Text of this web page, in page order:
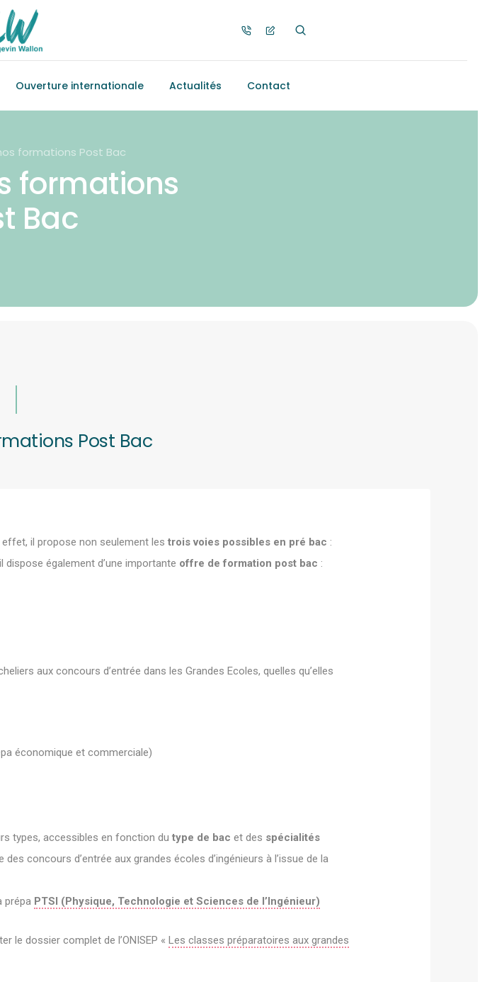
Ouverture internationale Actualités Contact
formations Post Bac
formations
Bac
Post Bac
effet, il propose non seulement les trois voies possibles en pré bac :
dispose également d’une importante offre de formation post bac :
aux concours d’entrée dans les Grandes Ecoles, quelles qu’elles
économique et commerciale)
types, accessibles en fonction du type de bac et des spécialités
concours d’entrée aux grandes écoles d’ingénieurs à l’issue de la
prépa PTSI (Physique, Technologie et Sciences de l’Ingénieur)
le dossier complet de l’ONISEP « Les classes préparatoires aux grandes